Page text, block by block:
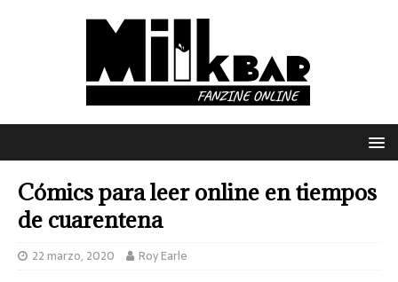
Cómics para leer online en tiempos
de cuarentena
22 marzo, 2020 Roy Earle